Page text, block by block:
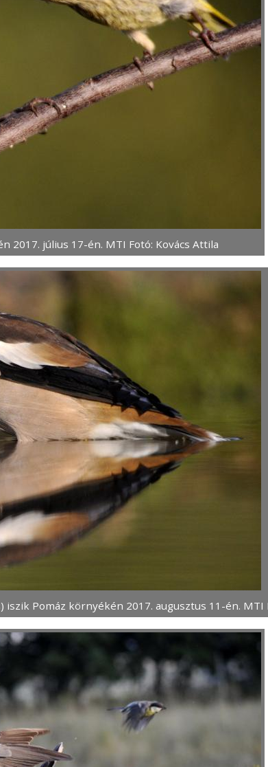
2017. július 17-én. MTI Fotó: Kovács Attila
Pomáz környékén 2017. augusztus 11-én. MTI